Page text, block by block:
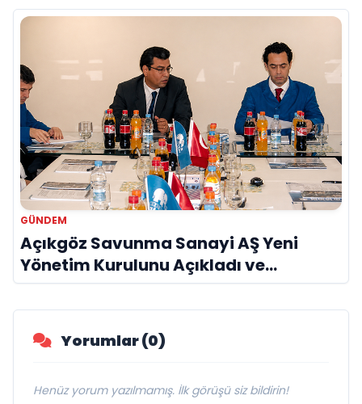
GÜNDEM
Açıkgöz Savunma Sanayi AŞ Yeni
Yönetim Kurulunu Açıkladı ve
Savunma Sanayinde Küresel Vizyon
Vurgusu
Yorumlar (0)
Henüz yorum yazılmamış. İlk görüşü siz bildirin!